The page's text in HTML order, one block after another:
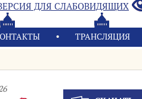
ДЛЯ СЛАБОВИДЯЩИХ
ТРАНСЛЯЦИЯ